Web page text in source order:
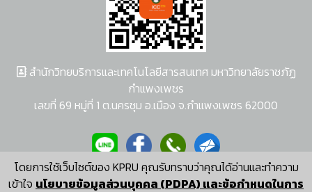
โดยการใช้เว็บไซต์ของ KPRU คุณรับทราบว่าคุณได้อ่านและทำความ
เข้าใจ นโยบายข้อมูลส่วนบุคคล (PDPA) และข้อกำหนดในการ
สำนักวิทยบริการและเทคโนโลยีสารสนเทศ มหาวิทยาลัยราชภัฏ
กำแพงเพชร
เลขที่ 69 หมู่ที่ 1 ต.นครชุม อ.เมือง จ.กำแพงเพชร 62000
ผู้พัฒนาระบบ อนุชา พวงผกา